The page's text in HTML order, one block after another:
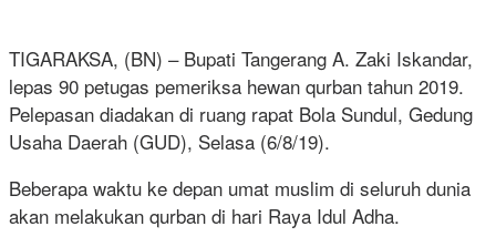
TIGARAKSA, (BN) – Bupati Tangerang A. Zaki Iskandar,
lepas 90 petugas pemeriksa hewan qurban tahun 2019.
Pelepasan diadakan di ruang rapat Bola Sundul, Gedung
Usaha Daerah (GUD), Selasa (6/8/19).
Beberapa waktu ke depan umat muslim di seluruh dunia
akan melakukan qurban di hari Raya Idul Adha.